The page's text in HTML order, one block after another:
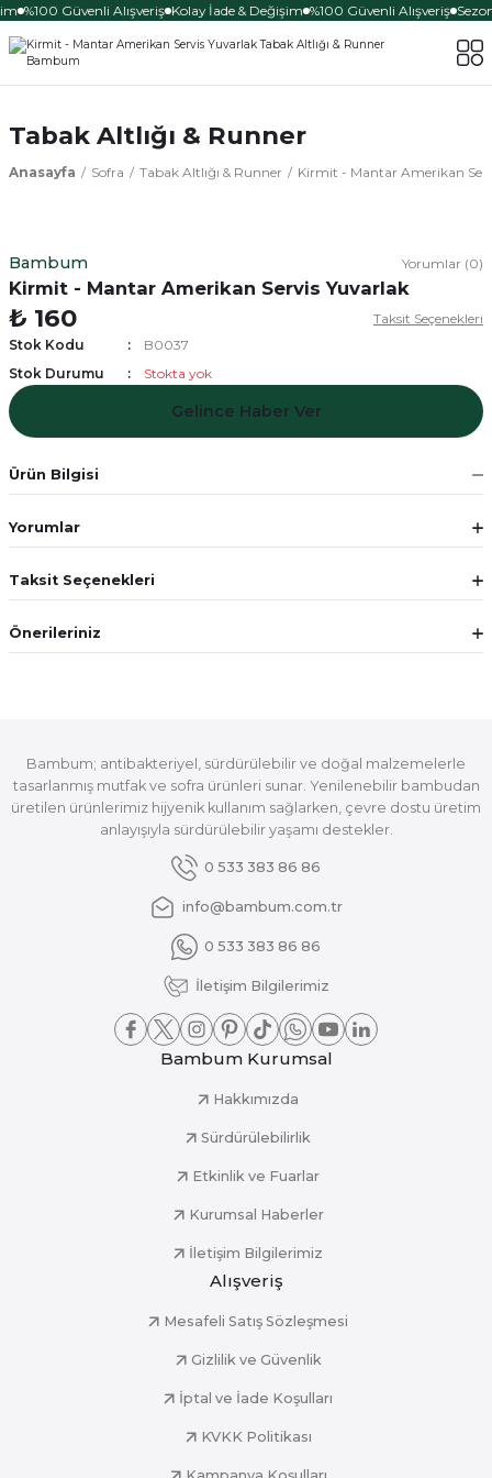
%100 Güvenli Alışveriş Kolay İade & Değişim %100 Güvenli Alışveriş
Tabak Altlığı & Runner
Anasayfa Sofra Tabak Altlığı & Runner Kirmit - Mantar Amerikan
Bambum Yorumlar (0)
Kirmit - Mantar Amerikan Servis Yuvarlak
₺ 160
Taksit Seçenekleri
Stok Kodu
B0037
Stok Durumu
Stokta yok
Gelince Haber Ver
Ürün Bilgisi
Yorumlar
Taksit Seçenekleri
Önerileriniz
Bambum; antibakteriyel, sürdürülebilir ve doğal malzemelerle
tasarlanmış mutfak ve sofra ürünleri sunar. Yenilenebilir bambudan
üretilen ürünlerimiz hijyenik kullanım sağlarken, çevre dostu üretim
anlayışıyla sürdürülebilir yaşamı destekler.
0 533 383 86 86
info@bambum.com.tr
0 533 383 86 86
İletişim Bilgilerimiz
Bambum Kurumsal
Hakkımızda
Sürdürülebilirlik
Etkinlik ve Fuarlar
Kurumsal Haberler
İletişim Bilgilerimiz
Alışveriş
Mesafeli Satış Sözleşmesi
Gizlilik ve Güvenlik
İptal ve İade Koşulları
KVKK Politikası